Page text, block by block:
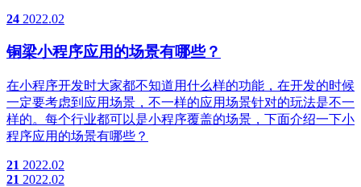
24 2022.02
铜梁小程序应用的场景有哪些？
在小程序开发时大家都不知道用什么样的功能，在开发的时候
一定要考虑到应用场景，不一样的应用场景针对的玩法是不一
样的。每个行业都可以是小程序覆盖的场景，下面介绍一下小
程序应用的场景有哪些？
21 2022.02
21 2022.02